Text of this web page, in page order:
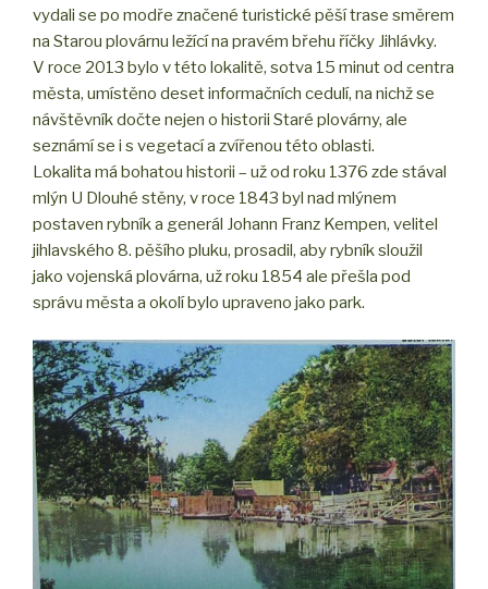
vydali se po modře značené turistické pěší trase směrem
na Starou plovárnu ležící na pravém břehu říčky Jihlávky.
V roce 2013 bylo v této lokalitě, sotva 15 minut od centra
města, umístěno deset informačních cedulí, na nichž se
návštěvník dočte nejen o historii Staré plovárny, ale
seznámí se i s vegetací a zvířenou této oblasti.
Lokalita má bohatou historii – už od roku 1376 zde stával
mlýn U Dlouhé stěny, v roce 1843 byl nad mlýnem
postaven rybník a generál Johann Franz Kempen, velitel
jihlavského 8. pěšího pluku, prosadil, aby rybník sloužil
jako vojenská plovárna, už roku 1854 ale přešla pod
správu města a okolí bylo upraveno jako park.